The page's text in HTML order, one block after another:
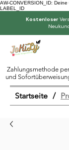
AW-CONVERSION_ID:
LABEL_ID
Kostenloser
Zahlungsmethode
und
Startseite /